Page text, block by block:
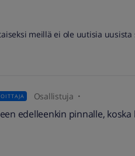
meillä ei ole uutisia uusista
Osallistuja
edelleenkin pinnalle,